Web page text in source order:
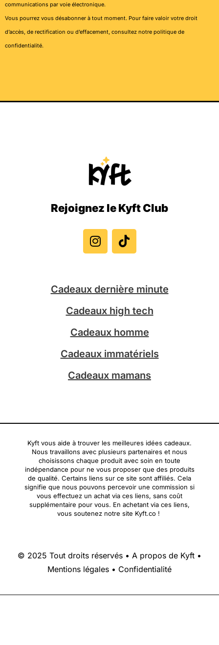
communications par voie électronique.
Vous pourrez vous désabonner à tout moment. Pour faire valoir votre droit
d’accès, de rectification ou d’effacement, consultez notre politique de
confidentialité.
Rejoignez le Kyft Club
n
s
t
r
a
m
i
k
t
Cadeaux dernière minute
Cadeaux high tech
Cadeaux homme
Cadeaux immatériels
Cadeaux mamans
Kyft vous aide à trouver les meilleures idées cadeaux.
Nous travaillons avec plusieurs partenaires et nous
choisissons chaque produit avec soin en toute
indépendance pour ne vous proposer que des produits
de qualité. Certains liens sur ce site sont affiliés. Cela
signifie que nous pouvons percevoir une commission si
vous effectuez un achat via ces liens, sans coût
supplémentaire pour vous. En achetant via ces liens,
vous soutenez notre site Kyft.co !
© 2025 Tout droits réservés • A propos de Kyft •
Mentions légales • Confidentialité